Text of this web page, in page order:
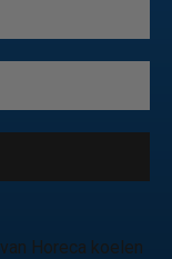
van Horeca koelen